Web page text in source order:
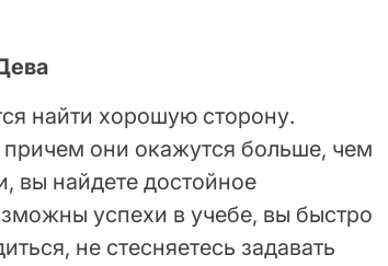
найти хорошую сторону.
они окажутся больше, чем
вы найдете достойное
успехи в учебе, вы быстро
не стесняетесь задавать